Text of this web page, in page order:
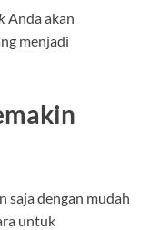
Anda akan
menjadi
saja dengan mudah
untuk